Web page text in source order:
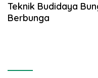
Teknik Budidaya
Berbunga